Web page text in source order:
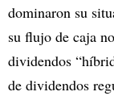
dominaron su
su flujo de caja
dividendos
de dividendos